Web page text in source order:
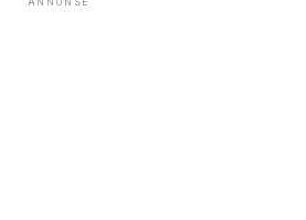
ANNONSE